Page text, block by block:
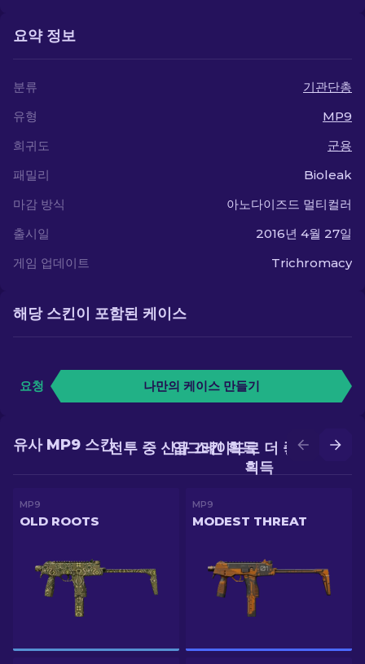
요약 정보
분류
기관단총
유형
MP9
희귀도
군용
패밀리
Bioleak
마감 방식
아노다이즈드 멀티컬러
출시일
2016년 4월 27일
게임 업데이트
Trichromacy
해당 스킨이 포함된 케이스
요청 나만의 케이스 만들기
업그레이드로 더 좋은 스킨
획득
전투 중 신규 스킨 획득
유사 MP9 스킨
MP9
OLD ROOTS
MP9
MODEST THREAT